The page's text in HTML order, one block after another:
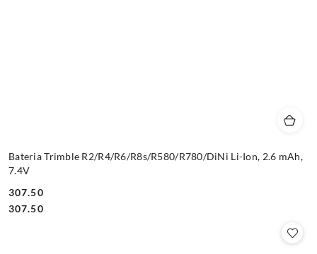
Bateria Trimble R2/R4/R6/R8s/R580/R780/DiNi Li-Ion, 2.6 mAh,
7.4V
Cena:
307.50
Cena:
307.50